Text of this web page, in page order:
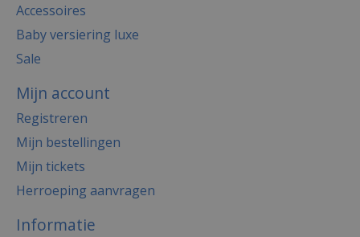
Accessoires
Baby versiering luxe
Sale
Mijn account
Registreren
Mijn bestellingen
Mijn tickets
Herroeping aanvragen
Informatie